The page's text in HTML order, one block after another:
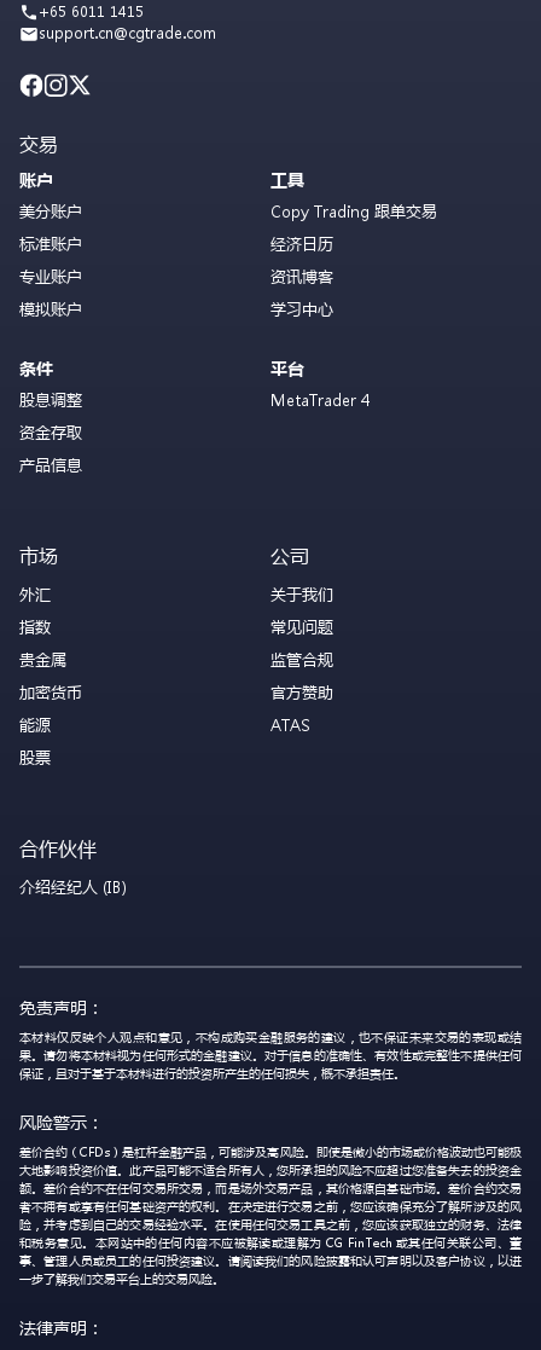
+65 6011 1415
support.cn@cgtrade.com
交易
账户
美分账户
标准账户
专业账户
模拟账户
条件
股息调整
资金存取
产品信息
工具
Copy Trading 跟单交易
经济日历
资讯博客
学习中心
平台
MetaTrader 4
市场
外汇
指数
贵金属
加密货币
能源
股票
公司
关于我们
常见问题
监管合规
官方赞助
ATAS
合作伙伴
介绍经纪人 (IB)
免责声明：
本材料仅反映个人观点和意见，不构成购买金融服务的建议，也不保证未来交易的表现或结
果。请勿将本材料视为任何形式的金融建议。对于信息的准确性、有效性或完整性不提供任何
保证，且对于基于本材料进行的投资所产生的任何损失，概不承担责任。
风险警示：
差价合约（CFDs）是杠杆金融产品，可能涉及高风险。即使是微小的市场或价格波动也可能极
大地影响投资价值。此产品可能不适合所有人，您所承担的风险不应超过您准备失去的投资金
额。差价合约不在任何交易所交易，而是场外交易产品，其价格源自基础市场。差价合约交易
者不拥有或享有任何基础资产的权利。在决定进行交易之前，您应该确保充分了解所涉及的风
险，并考虑到自己的交易经验水平。在使用任何交易工具之前，您应该获取独立的财务、法律
和税务意见。本网站中的任何内容不应被解读或理解为 CG FinTech 或其任何关联公司、董
事、管理人员或员工的任何投资建议。请阅读我们的风险披露和认可声明以及客户协议，以进
一步了解我们交易平台上的交易风险。
法律声明：